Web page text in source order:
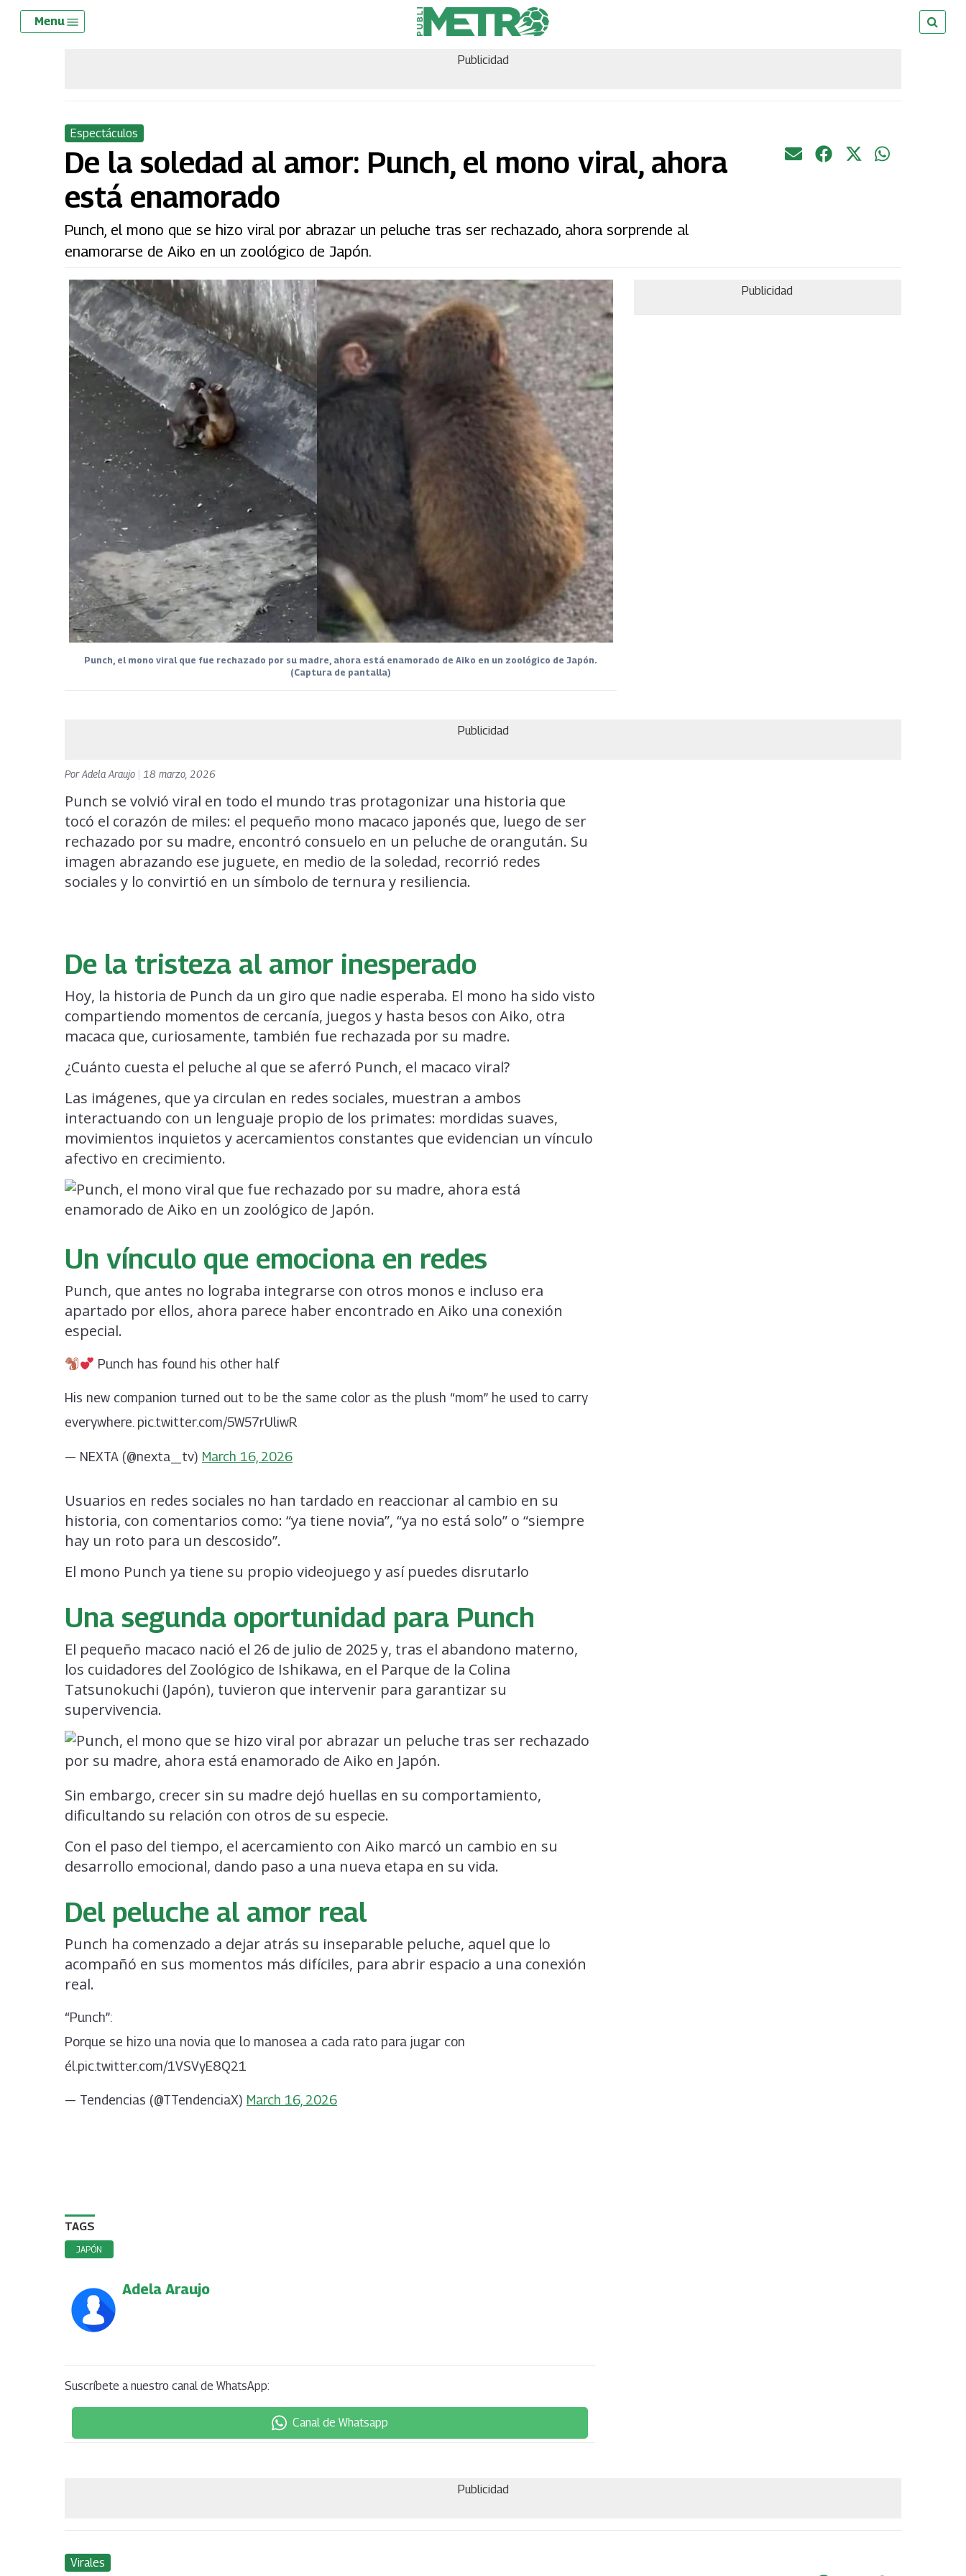
Skip
Menu
Publicidad
Espectáculos
De la soledad al amor: Punch, el mono viral, ahora
está enamorado
Punch, el mono que se hizo viral por abrazar un peluche tras ser rechazado, ahora sorprende al
enamorarse de Aiko en un zoológico de Japón.
Punch, el mono viral que fue rechazado por su madre, ahora está enamorado de Aiko en un zoológico de Japón.
(Captura de pantalla)
Publicidad
Publicidad
PorAdela Araujo 18 marzo, 2026
Punch se volvió viral en todo el mundo tras protagonizar una historia que
tocó el corazón de miles: el pequeño mono macaco japonés que, luego de ser
rechazado por su madre, encontró consuelo en un peluche de orangután. Su
imagen abrazando ese juguete, en medio de la soledad, recorrió redes
sociales y lo convirtió en un símbolo de ternura y resiliencia.
De la tristeza al amor inesperado
Hoy, la historia de Punch da un giro que nadie esperaba. El mono ha sido visto
compartiendo momentos de cercanía, juegos y hasta besos con Aiko, otra
macaca que, curiosamente, también fue rechazada por su madre.
¿Cuánto cuesta el peluche al que se aferró Punch, el macaco viral?
Las imágenes, que ya circulan en redes sociales, muestran a ambos
interactuando con un lenguaje propio de los primates: mordidas suaves,
movimientos inquietos y acercamientos constantes que evidencian un vínculo
afectivo en crecimiento.
Un vínculo que emociona en redes
Punch, que antes no lograba integrarse con otros monos e incluso era
apartado por ellos, ahora parece haber encontrado en Aiko una conexión
especial.
Punch has found his other half
His new companion turned out to be the same color as the plush “mom” he used to carry
everywhere. pic.twitter.com/5W57rUliwR
— NEXTA (@nexta_tv) March 16, 2026
Usuarios en redes sociales no han tardado en reaccionar al cambio en su
historia, con comentarios como: “ya tiene novia”, “ya no está solo” o “siempre
hay un roto para un descosido”.
El mono Punch ya tiene su propio videojuego y así puedes disrutarlo
Una segunda oportunidad para Punch
El pequeño macaco nació el 26 de julio de 2025 y, tras el abandono materno,
los cuidadores del Zoológico de Ishikawa, en el Parque de la Colina
Tatsunokuchi (Japón), tuvieron que intervenir para garantizar su
supervivencia.
Sin embargo, crecer sin su madre dejó huellas en su comportamiento,
dificultando su relación con otros de su especie.
Con el paso del tiempo, el acercamiento con Aiko marcó un cambio en su
desarrollo emocional, dando paso a una nueva etapa en su vida.
Del peluche al amor real
Punch ha comenzado a dejar atrás su inseparable peluche, aquel que lo
acompañó en sus momentos más difíciles, para abrir espacio a una conexión
real.
“Punch”:
Porque se hizo una novia que lo manosea a cada rato para jugar con
él.pic.twitter.com/1VSVyE8Q21
— Tendencias (@TTendenciaX) March 16, 2026
TAGS
JAPÓN
Adela Araujo
Suscríbete a nuestro canal de WhatsApp:
Canal de Whatsapp
Publicidad
Virales
Menu